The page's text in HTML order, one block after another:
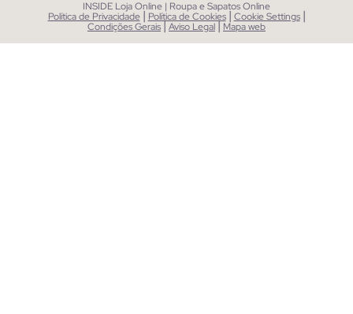
INSIDE Loja Online | Roupa e Sapatos Online
Política de Privacidade | Política de Cookies | Cookie Settings |
Condições Gerais|Aviso Legal| Mapa web